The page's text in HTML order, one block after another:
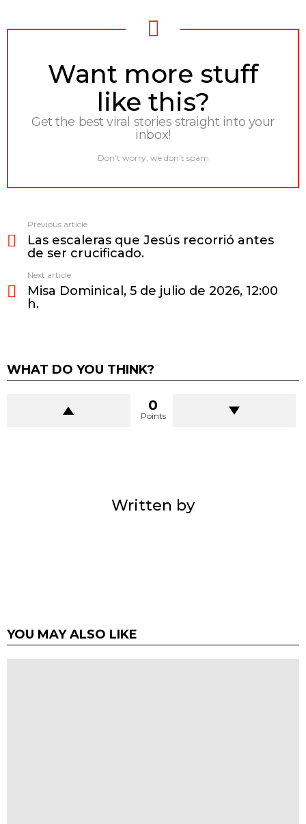
NEWSLETTER
Want more stuff
like this?
Get the best viral stories straight into your
inbox!
Don't worry, we don't spam
more
Previous article
Las escaleras que Jesús recorrió antes
de ser crucificado.
Next article
Misa Dominical, 5 de julio de 2026, 12:00
h.
WHAT DO YOU THINK?
0
Points
Written by
YOU MAY ALSO LIKE